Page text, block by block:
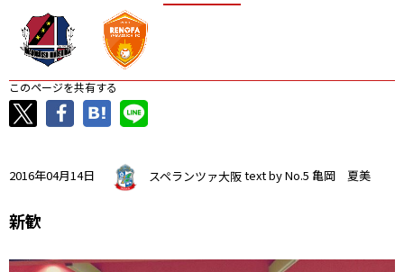
このページを共有する
2016年04月14日 スペランツァ大阪text by No.5 亀岡 夏美
新歓